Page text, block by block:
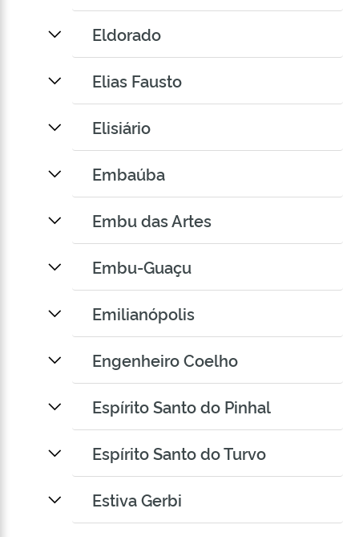
Eldorado
Elias Fausto
Elisiário
Embaúba
Embu das Artes
Embu-Guaçu
Emilianópolis
Engenheiro Coelho
Espírito Santo do Pinhal
Espírito Santo do Turvo
Estiva Gerbi